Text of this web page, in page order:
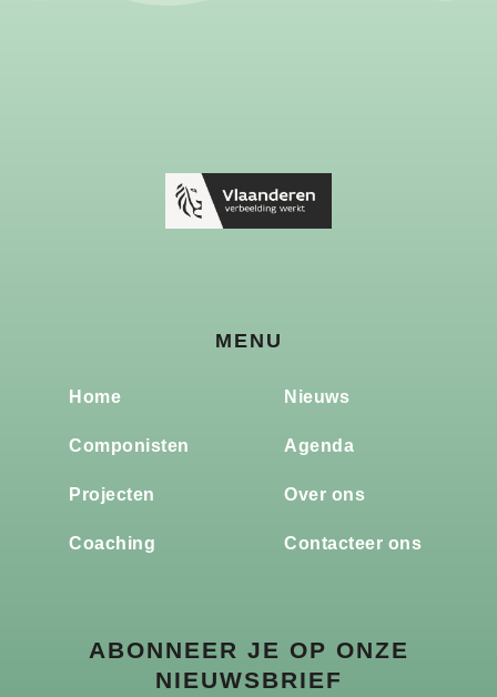
MENU
Home
Componisten
Projecten
Coaching
Nieuws
Agenda
Over ons
Contacteer ons
ABONNEER JE OP ONZE
NIEUWSBRIEF